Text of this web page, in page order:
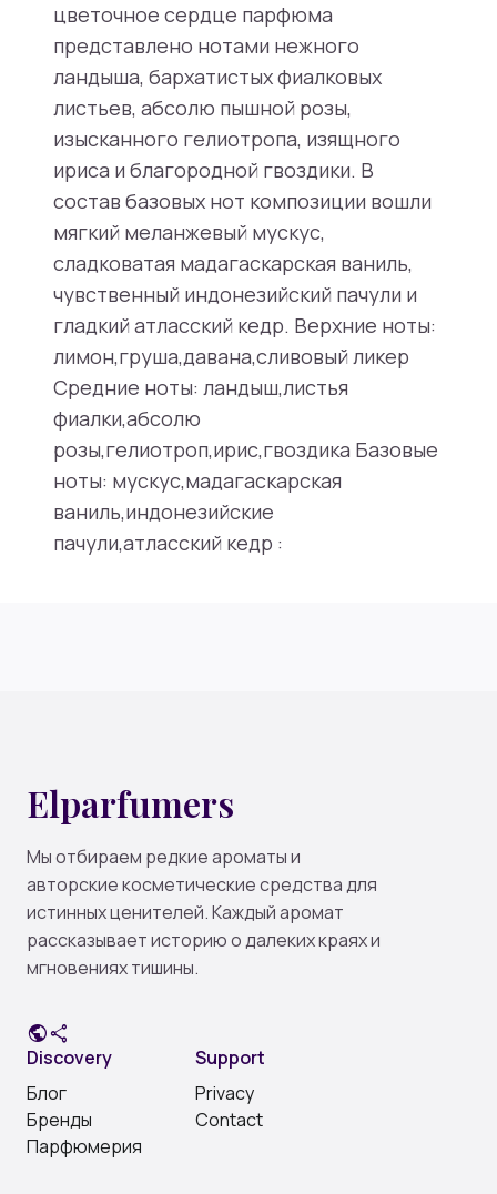
цветочное сердце парфюма
представлено нотами нежного
ландыша, бархатистых фиалковых
листьев, абсолю пышной розы,
изысканного гелиотропа, изящного
ириса и благородной гвоздики. В
состав базовых нот композиции вошли
мягкий меланжевый мускус,
сладковатая мадагаскарская ваниль,
чувственный индонезийский пачули и
гладкий атласский кедр. Верхние ноты:
лимон,груша,давана,сливовый ликер
Средние ноты: ландыш,листья
фиалки,абсолю
розы,гелиотроп,ирис,гвоздика Базовые
ноты: мускус,мадагаскарская
ваниль,индонезийские
пачули,атласский кедр :
Elparfumers
Мы отбираем редкие ароматы и
авторские косметические средства для
истинных ценителей. Каждый аромат
рассказывает историю о далеких краях и
мгновениях тишины.
publicshare
Discovery
Блог
Бренды
Парфюмерия
Support
Privacy
Contact